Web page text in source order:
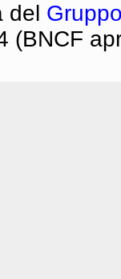
del
(BNCF